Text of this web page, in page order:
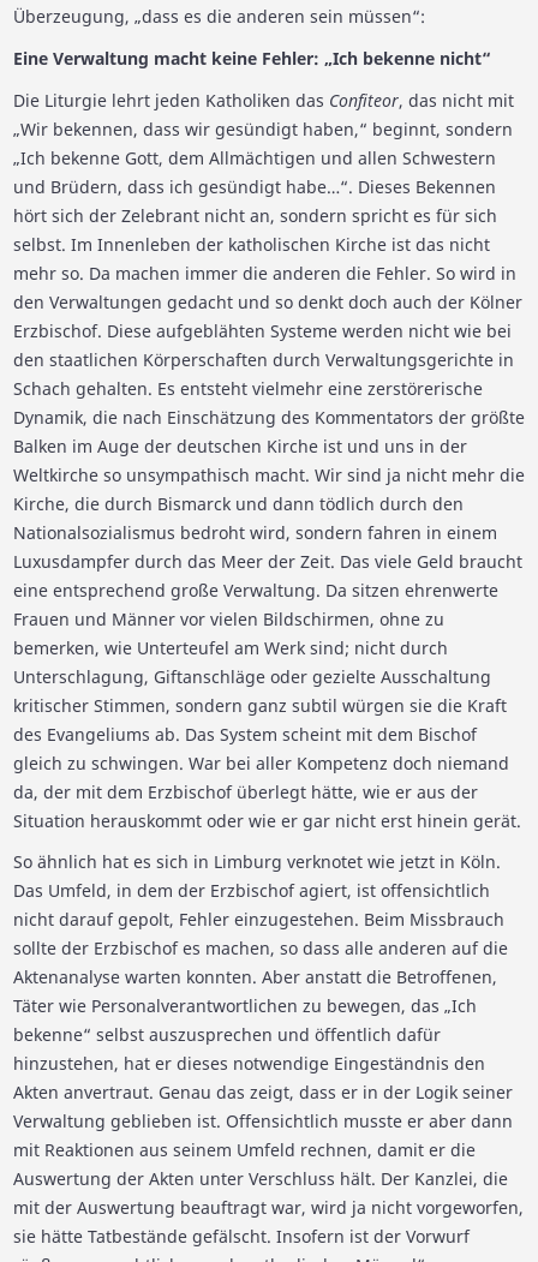
Überzeugung, „dass es die anderen sein müssen“:
Eine Verwaltung macht keine Fehler: „Ich bekenne nicht“
Die Liturgie lehrt jeden Katholiken das Confiteor, das nicht mit
„Wir bekennen, dass wir gesündigt haben,“ beginnt, sondern
„Ich bekenne Gott, dem Allmächtigen und allen Schwestern
und Brüdern, dass ich gesündigt habe…“. Dieses Bekennen
hört sich der Zelebrant nicht an, sondern spricht es für sich
selbst. Im Innenleben der katholischen Kirche ist das nicht
mehr so. Da machen immer die anderen die Fehler. So wird in
den Verwaltungen gedacht und so denkt doch auch der Kölner
Erzbischof. Diese aufgeblähten Systeme werden nicht wie bei
den staatlichen Körperschaften durch Verwaltungsgerichte in
Schach gehalten. Es entsteht vielmehr eine zerstörerische
Dynamik, die nach Einschätzung des Kommentators der größte
Balken im Auge der deutschen Kirche ist und uns in der
Weltkirche so unsympathisch macht. Wir sind ja nicht mehr die
Kirche, die durch Bismarck und dann tödlich durch den
Nationalsozialismus bedroht wird, sondern fahren in einem
Luxusdampfer durch das Meer der Zeit. Das viele Geld braucht
eine entsprechend große Verwaltung. Da sitzen ehrenwerte
Frauen und Männer vor vielen Bildschirmen, ohne zu
bemerken, wie Unterteufel am Werk sind; nicht durch
Unterschlagung, Giftanschläge oder gezielte Ausschaltung
kritischer Stimmen, sondern ganz subtil würgen sie die Kraft
des Evangeliums ab. Das System scheint mit dem Bischof
gleich zu schwingen. War bei aller Kompetenz doch niemand
da, der mit dem Erzbischof überlegt hätte, wie er aus der
Situation herauskommt oder wie er gar nicht erst hinein gerät.
So ähnlich hat es sich in Limburg verknotet wie jetzt in Köln.
Das Umfeld, in dem der Erzbischof agiert, ist offensichtlich
nicht darauf gepolt, Fehler einzugestehen. Beim Missbrauch
sollte der Erzbischof es machen, so dass alle anderen auf die
Aktenanalyse warten konnten. Aber anstatt die Betroffenen,
Täter wie Personalverantwortlichen zu bewegen, das „Ich
bekenne“ selbst auszusprechen und öffentlich dafür
hinzustehen, hat er dieses notwendige Eingeständnis den
Akten anvertraut. Genau das zeigt, dass er in der Logik seiner
Verwaltung geblieben ist. Offensichtlich musste er aber dann
mit Reaktionen aus seinem Umfeld rechnen, damit er die
Auswertung der Akten unter Verschluss hält. Der Kanzlei, die
mit der Auswertung beauftragt war, wird ja nicht vorgeworfen,
sie hätte Tatbestände gefälscht. Insofern ist der Vorwurf